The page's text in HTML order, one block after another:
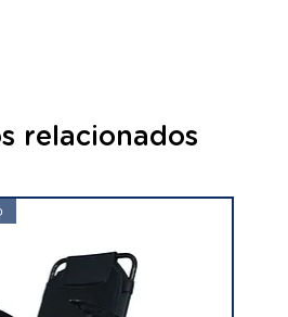
relacionados